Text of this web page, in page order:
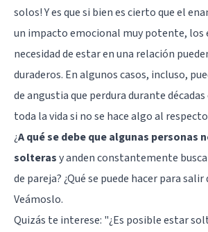
solos! Y es que si bien es cierto que el
un impacto emocional muy potente, los
necesidad de estar en una relación
duraderos. En algunos casos, incluso,
de angustia que perdura durante
toda la vida si no se hace algo al
¿A qué se debe que algunas personas
solterasy anden constantemente
de pareja? ¿Qué se puede hacer para
Veámoslo.
Quizás te interese: "¿Es posible estar